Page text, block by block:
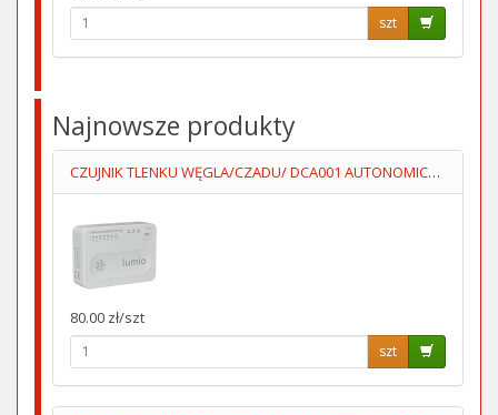
szt
Najnowsze produkty
CZUJNIK TLENKU WĘGLA/CZADU/ DCA001 AUTONOMICZNY 3XAA LUMIO
80.00 zł/szt
szt